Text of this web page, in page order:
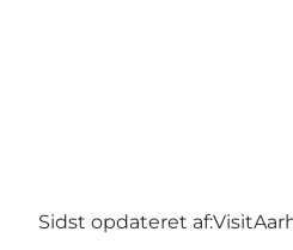
Sidst opdateret af: